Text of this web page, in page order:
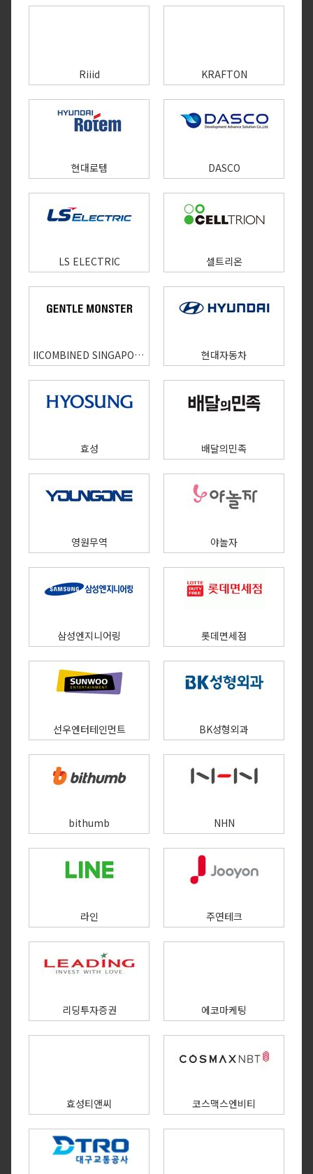
Riiid KRAFTON
현대로템 DASCO
LS ELECTRIC 셀트리온
IICOMBINED SINGAPORE PTE. LTD. 현대자동차
효성 배달의민족
영원무역 야놀자
삼성엔지니어링 롯데면세점
선우엔터테인먼트 BK성형외과
bithumb NHN
라인 주연테크
리딩투자증권 에코마케팅
효성티앤씨 코스맥스엔비티